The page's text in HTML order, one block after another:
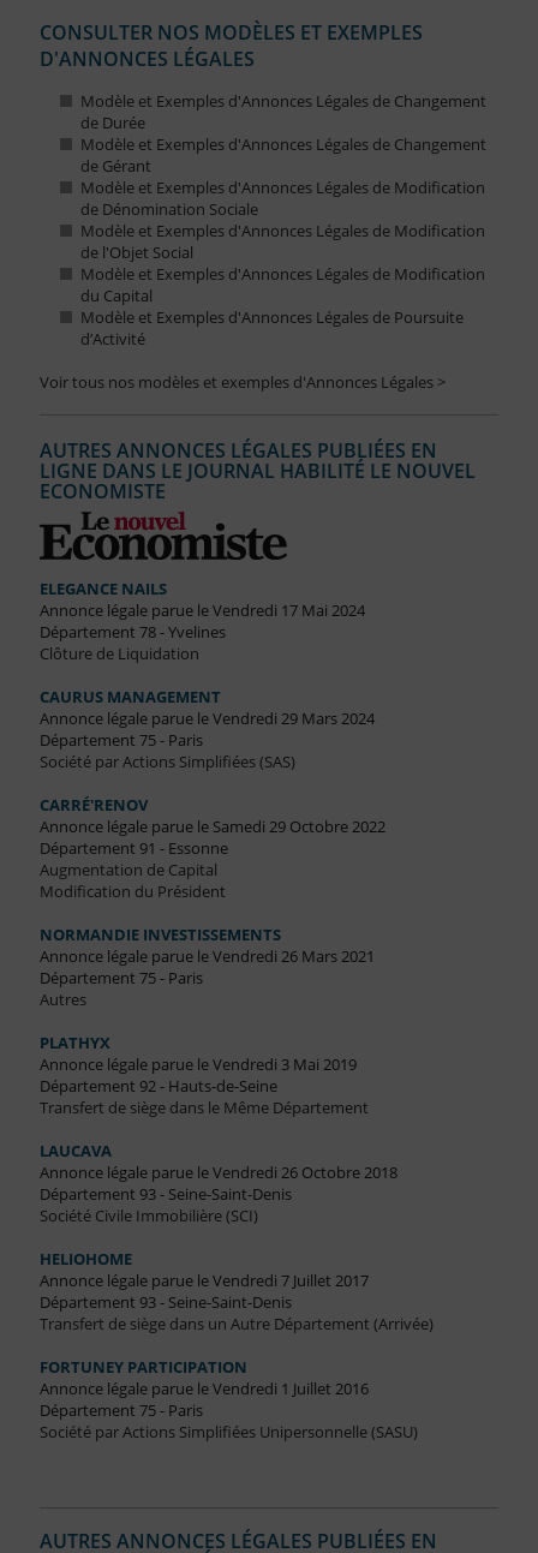
CONSULTER NOS MODÈLES ET EXEMPLES
D'ANNONCES LÉGALES
Modèle et Exemples d'Annonces Légales de Changement
de Durée
Modèle et Exemples d'Annonces Légales de Changement
de Gérant
Modèle et Exemples d'Annonces Légales de Modification
de Dénomination Sociale
Modèle et Exemples d'Annonces Légales de Modification
de l'Objet Social
Modèle et Exemples d'Annonces Légales de Modification
du Capital
Modèle et Exemples d'Annonces Légales de Poursuite
d’Activité
Voir tous nos modèles et exemples d'Annonces Légales >
AUTRES ANNONCES LÉGALES PUBLIÉES EN
LIGNE DANS LE JOURNAL HABILITÉ LE NOUVEL
ECONOMISTE
ELEGANCE NAILS
Annonce légale parue le Vendredi 17 Mai 2024
Département 78 - Yvelines
Clôture de Liquidation
CAURUS MANAGEMENT
Annonce légale parue le Vendredi 29 Mars 2024
Département 75 - Paris
Société par Actions Simplifiées (SAS)
CARRÉ'RENOV
Annonce légale parue le Samedi 29 Octobre 2022
Département 91 - Essonne
Augmentation de Capital
Modification du Président
NORMANDIE INVESTISSEMENTS
Annonce légale parue le Vendredi 26 Mars 2021
Département 75 - Paris
Autres
PLATHYX
Annonce légale parue le Vendredi 3 Mai 2019
Département 92 - Hauts-de-Seine
Transfert de siège dans le Même Département
LAUCAVA
Annonce légale parue le Vendredi 26 Octobre 2018
Département 93 - Seine-Saint-Denis
Société Civile Immobilière (SCI)
HELIOHOME
Annonce légale parue le Vendredi 7 Juillet 2017
Département 93 - Seine-Saint-Denis
Transfert de siège dans un Autre Département (Arrivée)
FORTUNEY PARTICIPATION
Annonce légale parue le Vendredi 1 Juillet 2016
Département 75 - Paris
Société par Actions Simplifiées Unipersonnelle (SASU)
AUTRES ANNONCES LÉGALES PUBLIÉES EN